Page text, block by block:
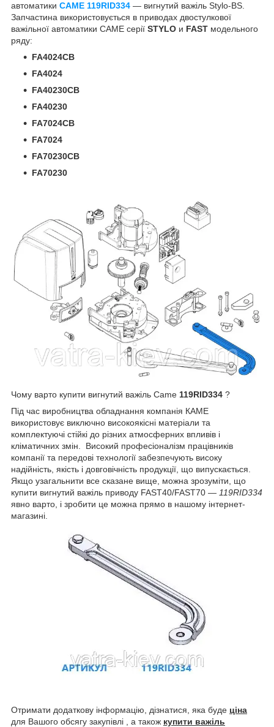
автоматики CAME 119RID334 — вигнутий важіль Stylo-BS.
Запчастина використовується в приводах двостулкової
важільної автоматики CAME серії STYLO и FAST модельного
ряду:
FA4024CB
FA4024
FA40230CB
FA40230
FA7024CB
FA7024
FA70230CB
FA70230
Чому варто купити вигнутий важіль Came 119RID334 ?
Під час виробництва обладнання компанія КАМЕ
використовує виключно високоякісні матеріали та
комплектуючі стійкі до різних атмосферних впливів і
кліматичних змін. Високий професіоналізм працівників
компанії та передові технології забезпечують високу
надійність, якість і довговічність продукції, що випускається.
Якщо узагальнити все сказане вище, можна зрозуміти, що
купити вигнутий важіль приводу FAST40/FAST70 — 119RID334
явно варто, і зробити це можна прямо в нашому інтернет-
магазині.
Отримати додаткову інформацію, дізнатися, яка буде ціна
для Вашого обсягу закупівлі , а також купити важіль